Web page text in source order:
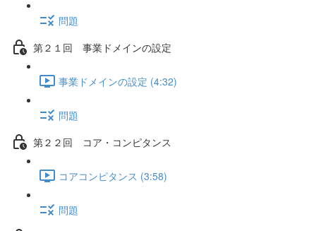
問題
第２１回 事業ドメインの設定
事業ドメインの設定 (4:32)
問題
第２２回 コア・コンピタンス
コアコンピタンス (3:58)
問題